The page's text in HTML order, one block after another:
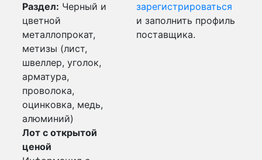
Раздел: Черный и
цветной
металлопрокат,
метизы (лист,
швеллер, уголок,
арматура,
проволока,
оцинковка, медь,
алюминий)
Лот с открытой
ценой
зарегистрироваться
и заполнить профиль
поставщика.